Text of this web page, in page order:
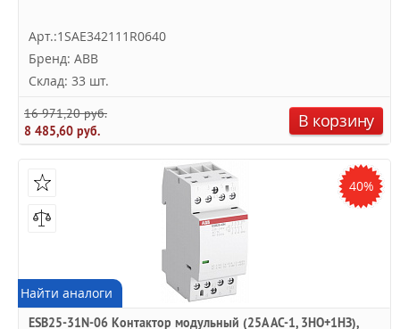
Арт.:1SAE342111R0640
Бренд: ABB
Склад: 33 шт.
16 971,20 руб.
8 485,60 руб.
В корзину
40%
Найти аналоги
ESB25-31N-06 Контактор модульный (25А АС-1, 3НО+1НЗ),